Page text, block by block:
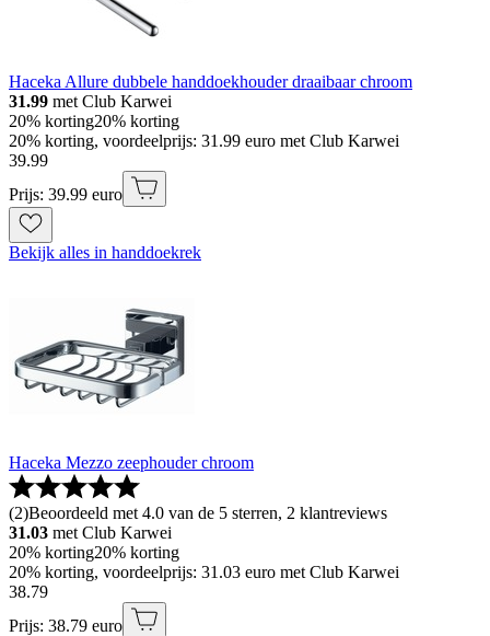
Haceka Allure dubbele handdoekhouder draaibaar chroom
31.99 met Club Karwei
20% korting20% korting
20% korting, voordeelprijs: 31.99 euro met Club Karwei
39.99
Prijs: 39.99 euro
Bekijk alles in handdoekrek
Haceka Mezzo zeephouder chroom
(2)Beoordeeld met 4.0 van de 5 sterren, 2 klantreviews
31.03 met Club Karwei
20% korting20% korting
20% korting, voordeelprijs: 31.03 euro met Club Karwei
38.79
Prijs: 38.79 euro